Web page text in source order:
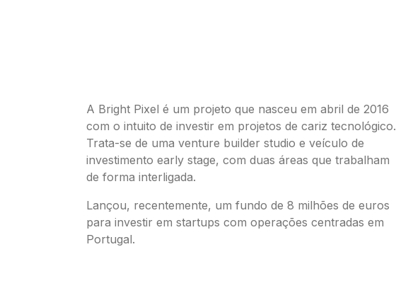
A Bright Pixel é um projeto que nasceu em abril de 2016
com o intuito de investir em projetos de cariz tecnológico.
Trata-se de uma venture builder studio e veículo de
investimento early stage, com duas áreas que trabalham
de forma interligada.
Lançou, recentemente, um fundo de 8 milhões de euros
para investir em startups com operações centradas em
Portugal.